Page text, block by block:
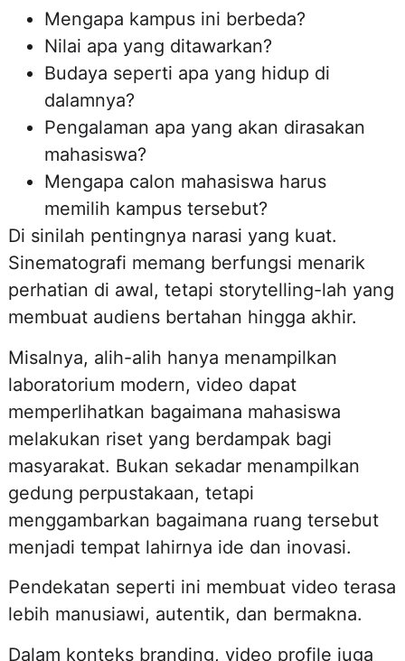
Mengapa kampus ini berbeda?
Nilai apa yang ditawarkan?
Budaya seperti apa yang hidup di
dalamnya?
Pengalaman apa yang akan dirasakan
mahasiswa?
Mengapa calon mahasiswa harus
memilih kampus tersebut?
Di sinilah pentingnya narasi yang kuat.
Sinematografi memang berfungsi menarik
perhatian di awal, tetapi storytelling-lah yang
membuat audiens bertahan hingga akhir.
Misalnya, alih-alih hanya menampilkan
laboratorium modern, video dapat
memperlihatkan bagaimana mahasiswa
melakukan riset yang berdampak bagi
masyarakat. Bukan sekadar menampilkan
gedung perpustakaan, tetapi
menggambarkan bagaimana ruang tersebut
menjadi tempat lahirnya ide dan inovasi.
Pendekatan seperti ini membuat video terasa
lebih manusiawi, autentik, dan bermakna.
Dalam konteks branding, video profile juga